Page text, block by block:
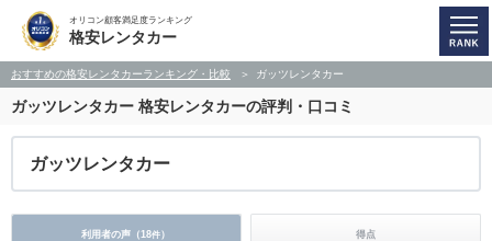
オリコン顧客満足度ランキング
格安レンタカー
おすすめの格安レンタカーランキング・比較 ガッツレンタカー
ガッツレンタカー 格安レンタカーの評判・口コミ
ガッツレンタカー
利用者の声（18件） 得点